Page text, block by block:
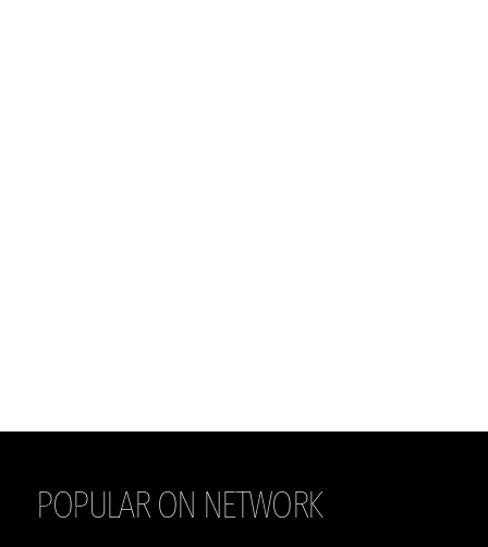
POPULAR ON NETWORK
THE DAILY